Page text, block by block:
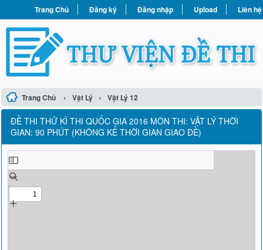
Trang Chủ Đăng ký Đăng nhập Upload Liên hệ
Trang Chủ › Vật Lý › Vật Lý 12
ĐỀ THI THỬ KÌ THI QUỐC GIA 2016 MÔN THI: VẬT LÝ THỜI
GIAN: 90 PHÚT (KHÔNG KỂ THỜI GIAN GIAO ĐỀ)